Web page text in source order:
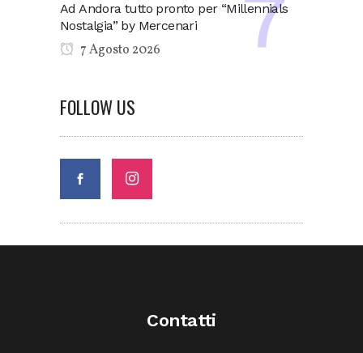
Ad Andora tutto pronto per “Millennials
Nostalgia” by Mercenari
7 Agosto 2026
FOLLOW US
Contatti